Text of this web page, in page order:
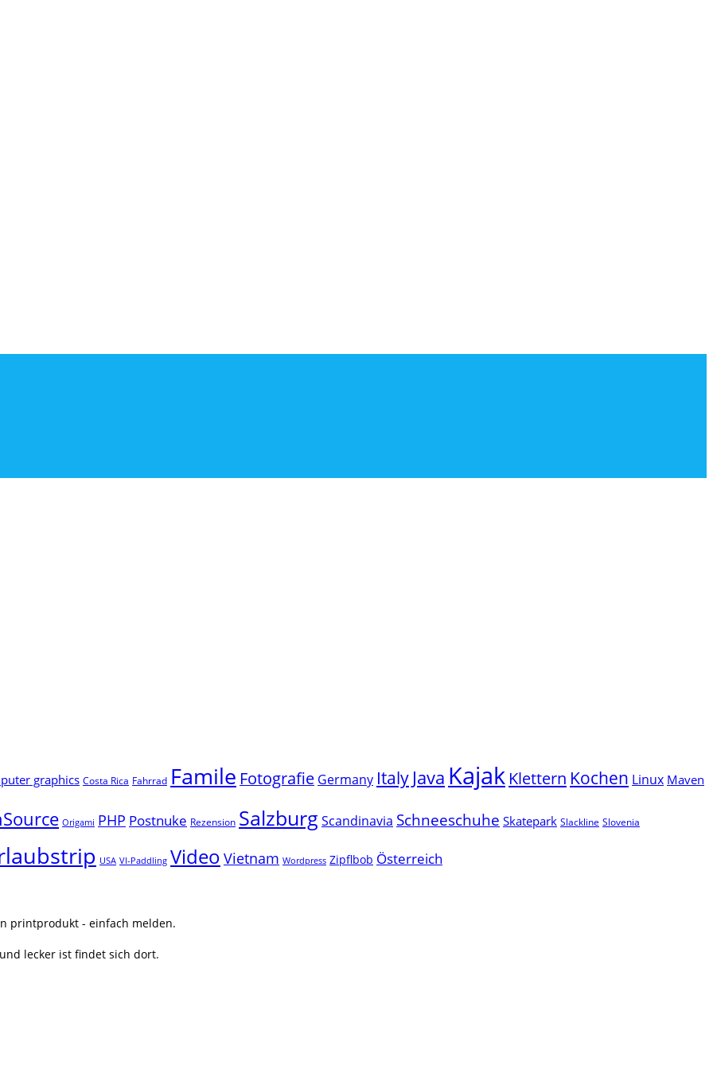
graphics Costa Rica Fahrrad Famile Fotografie Germany Italy Java Kajak Klettern Kochen Linux Maven
Origami PHP Postnuke Rezension SalzburgScandinavia Schneeschuhe Skatepark Slackline Slovenia
USA VI-Paddling Video Vietnam Wordpress Zipflbob Österreich
printprodukt - einfach melden.
lecker ist findet sich dort.